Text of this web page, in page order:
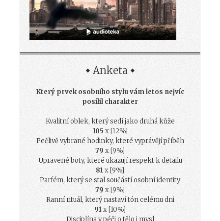
Anketa
Který prvek osobního stylu vám letos nejvíc
posílil charakter
Kvalitní oblek, který sedí jako druhá kůže
105 x [12%]
Pečlivě vybrané hodinky, které vyprávějí příběh
79 x [9%]
Upravené boty, které ukazují respekt k detailu
81x [9%]
Parfém, který se stal součástí osobní identity
79 x [9%]
Ranní rituál, který nastaví tón celému dni
91x [10%]